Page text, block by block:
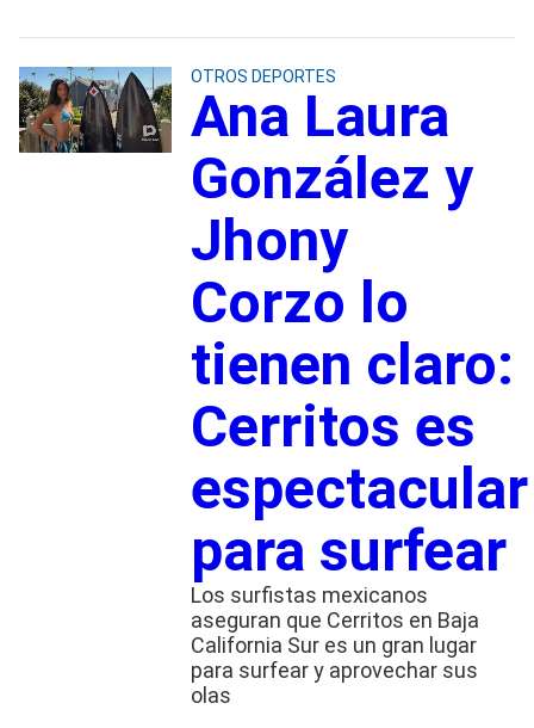
OTROS DEPORTES
Ana Laura
González y
Jhony
Corzo lo
tienen claro:
Cerritos es
espectacular
para surfear
Los surfistas mexicanos
aseguran que Cerritos en Baja
California Sur es un gran lugar
para surfear y aprovechar sus
olas